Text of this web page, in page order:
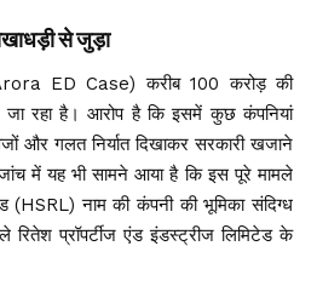
से जुड़ा
ED Case) करीब ₹100 करोड़ की
जा रहा है। आरोप है कि इसमें कुछ कंपनियां
और गलत निर्यात दिखाकर सरकारी खजाने
में यह भी सामने आया है कि इस पूरे मामले
(HSRL) नाम की कंपनी की भूमिका संदिग्ध
रितेश प्रॉपर्टीज एंड इंडस्ट्रीज लिमिटेड के